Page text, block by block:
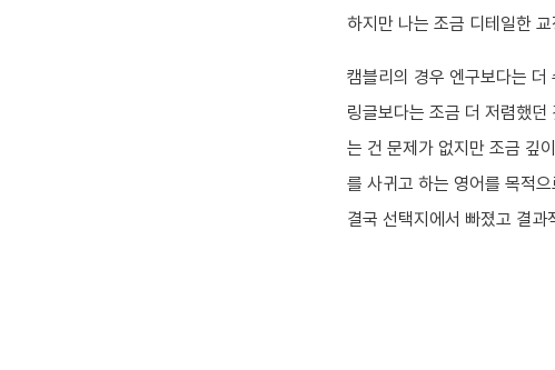
하지만 나는 조금 디테일한
캠블리의 경우 엔구보다는
링글보다는 조금 더 저렴했
는 건 문제가 없지만 조금 깊
를 사귀고 하는 영어를 목적
결국 선택지에서 빠졌고 결